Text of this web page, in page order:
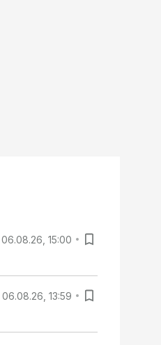
06.08.26, 15:00
06.08.26, 13:59